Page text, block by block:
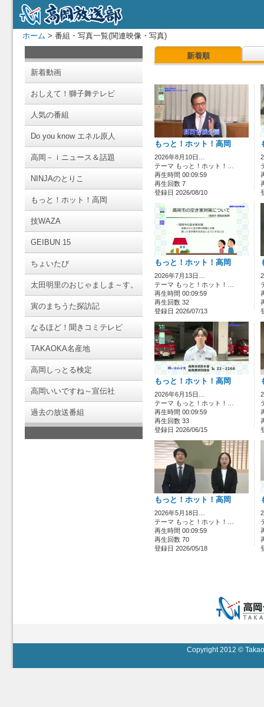
ホーム > 番組・写真一覧(関連映像・写真)
新着動画
おしえて！獅子舞テレビ
人気の番組
Do you know エネル原人
高岡－ｉニュース＆話題
NINJAのとりこ
もっと！ホット！高岡
技WAZA
GEIBUN 15
ちょいたび
太田明里のおじゃましま～す。
寅のまちうた探訪記
なるほど！聞きコミテレビ
TAKAOKA名産地
高岡しっとる検定
高岡いいですね～宣伝社
過去の放送番組
新着順
もっと！ホット！高岡
2026年8月10日…
テーマ もっと！ホット！…
再生時間 00:09:59
再生回数 7
登録日 2026/08/10
もっと！ホット！高岡
2026年7月13日…
テーマ もっと！ホット！…
再生時間 00:09:59
再生回数 32
登録日 2026/07/13
もっと！ホット！高岡
2026年6月15日…
テーマ もっと！ホット！…
再生時間 00:09:59
再生回数 33
登録日 2026/06/15
もっと！ホット！高岡
2026年5月18日…
テーマ もっと！ホット！…
再生時間 00:09:59
再生回数 70
登録日 2026/05/18
Copyright 2012 ©